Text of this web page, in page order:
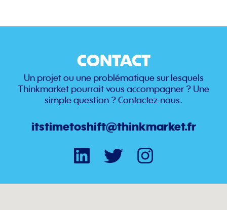
CONTACT
Un projet ou une problématique sur lesquels
Thinkmarket pourrait vous accompagner ? Une
simple question ? Contactez-nous.
itstimetoshift@thinkmarket.fr